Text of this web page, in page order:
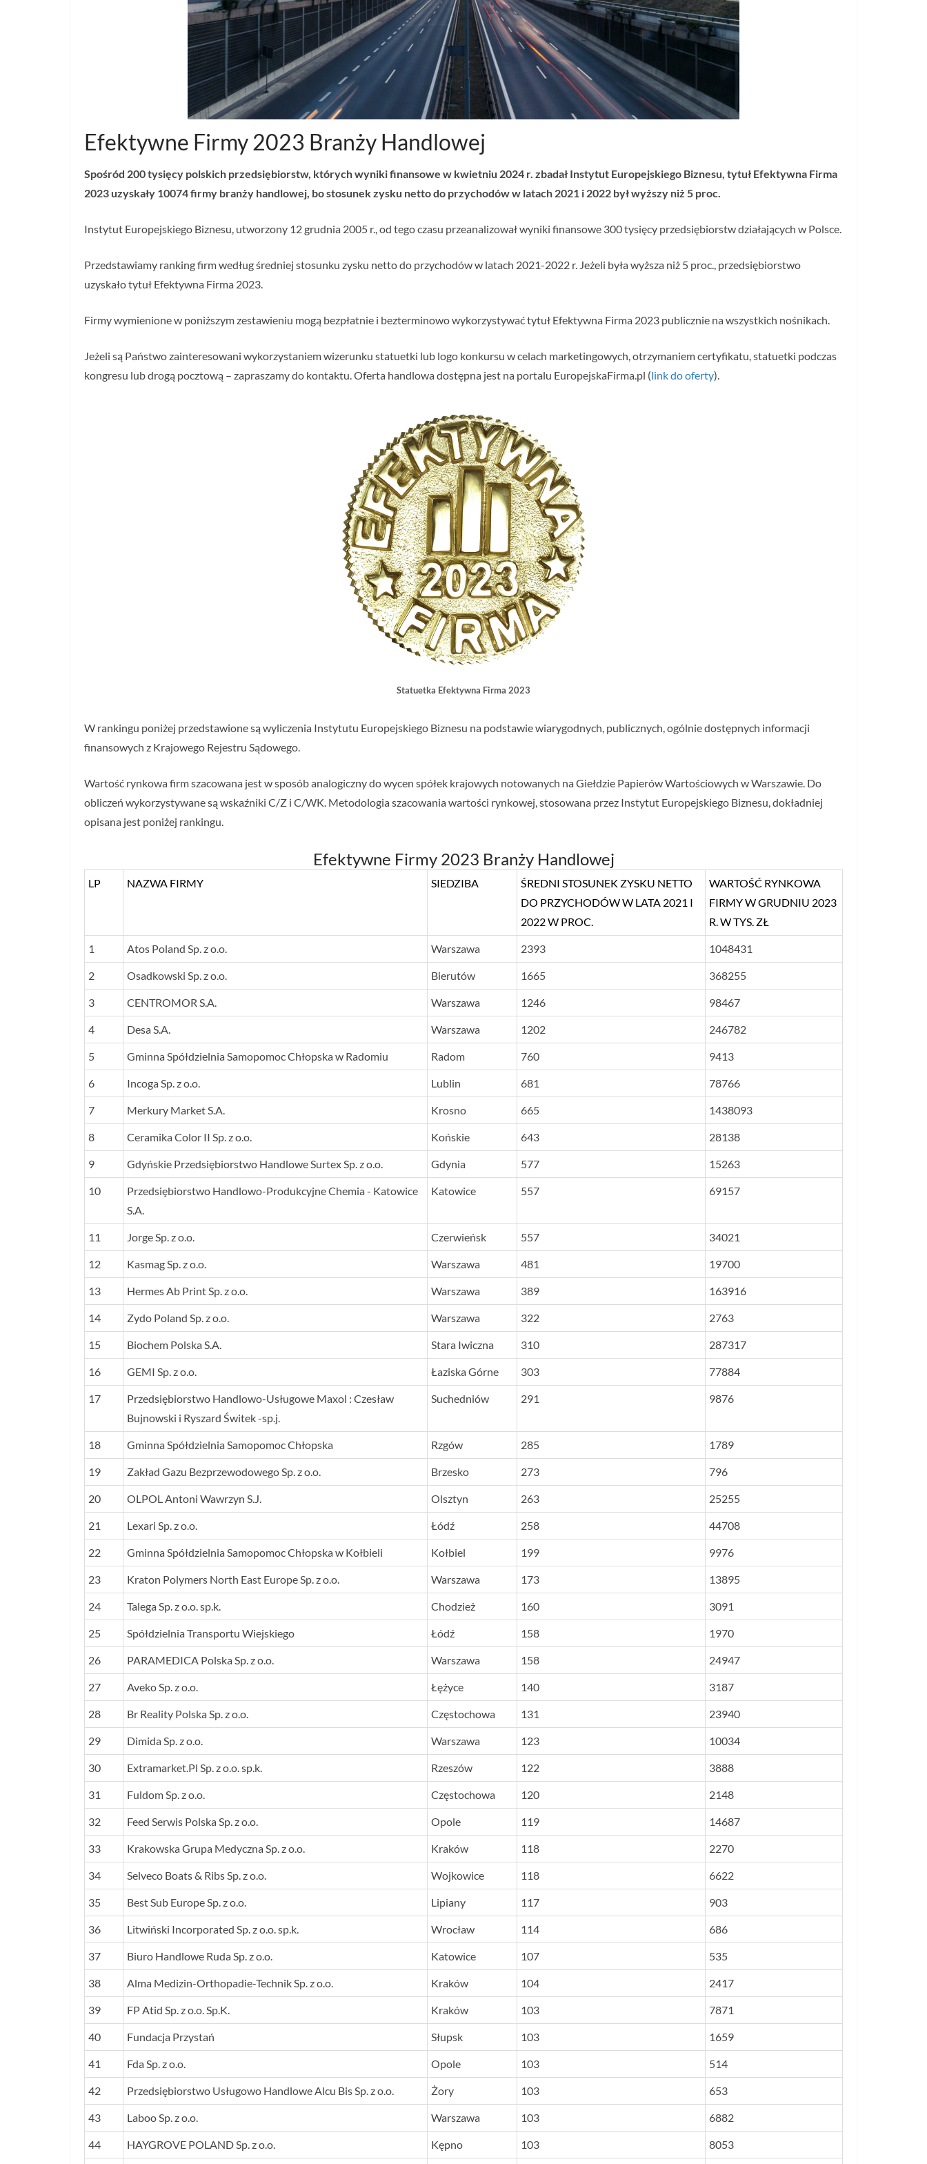
Efektywne Firmy 2023 Branży Handlowej
Spośród 200 tysięcy polskich przedsiębiorstw, których wyniki finansowe w kwietniu 2024 r. zbadał Instytut Europejskiego Biznesu, tytuł Efektywna Firma
2023 uzyskały 10074 firmy branży handlowej, bo stosunek zysku netto do przychodów w latach 2021 i 2022 był wyższy niż 5 proc.
Instytut Europejskiego Biznesu, utworzony 12 grudnia 2005 r., od tego czasu przeanalizował wyniki finansowe 300 tysięcy przedsiębiorstw działających w Polsce.
Przedstawiamy ranking firm według średniej stosunku zysku netto do przychodów w latach 2021-2022 r. Jeżeli była wyższa niż 5 proc., przedsiębiorstwo
uzyskało tytuł Efektywna Firma 2023.
Firmy wymienione w poniższym zestawieniu mogą bezpłatnie i bezterminowo wykorzystywać tytuł Efektywna Firma 2023 publicznie na wszystkich nośnikach.
Jeżeli są Państwo zainteresowani wykorzystaniem wizerunku statuetki lub logo konkursu w celach marketingowych, otrzymaniem certyfikatu, statuetki podczas
kongresu lub drogą pocztową – zapraszamy do kontaktu. Oferta handlowa dostępna jest na portalu EuropejskaFirma.pl (link do oferty).
Statuetka Efektywna Firma 2023
W rankingu poniżej przedstawione są wyliczenia Instytutu Europejskiego Biznesu na podstawie wiarygodnych, publicznych, ogólnie dostępnych informacji
finansowych z Krajowego Rejestru Sądowego.
Wartość rynkowa firm szacowana jest w sposób analogiczny do wycen spółek krajowych notowanych na Giełdzie Papierów Wartościowych w Warszawie. Do
obliczeń wykorzystywane są wskaźniki C/Z i C/WK. Metodologia szacowania wartości rynkowej, stosowana przez Instytut Europejskiego Biznesu, dokładniej
opisana jest poniżej rankingu.
Efektywne Firmy 2023 Branży Handlowej
LP NAZWA FIRMY SIEDZIBA
ŚREDNI STOSUNEK ZYSKU NETTO
DO PRZYCHODÓW W LATA 2021 I
2022 W PROC.
WARTOŚĆ RYNKOWA
FIRMY W GRUDNIU 2023
R. W TYS. ZŁ
1 Atos Poland Sp. z o.o. Warszawa 2393 1048431
2 Osadkowski Sp. z o.o. Bierutów 1665 368255
3 CENTROMOR S.A. Warszawa 1246 98467
4 Desa S.A. Warszawa 1202 246782
5 Gminna Spółdzielnia Samopomoc Chłopska w Radomiu Radom 760 9413
6 Incoga Sp. z o.o. Lublin 681 78766
7 Merkury Market S.A. Krosno 665 1438093
8 Ceramika Color II Sp. z o.o. Końskie 643 28138
9 Gdyńskie Przedsiębiorstwo Handlowe Surtex Sp. z o.o. Gdynia 577 15263
10
Przedsiębiorstwo Handlowo-Produkcyjne Chemia - Katowice
S.A.
Katowice 557 69157
11 Jorge Sp. z o.o. Czerwieńsk 557 34021
12 Kasmag Sp. z o.o. Warszawa 481 19700
13 Hermes Ab Print Sp. z o.o. Warszawa 389 163916
14 Zydo Poland Sp. z o.o. Warszawa 322 2763
15 Biochem Polska S.A. Stara Iwiczna 310 287317
16 GEMI Sp. z o.o. Łaziska Górne 303 77884
17
Przedsiębiorstwo Handlowo-Usługowe Maxol : Czesław
Bujnowski i Ryszard Świtek -sp.j.
Suchedniów 291 9876
18 Gminna Spółdzielnia Samopomoc Chłopska Rzgów 285 1789
19 Zakład Gazu Bezprzewodowego Sp. z o.o. Brzesko 273 796
20 OLPOL Antoni Wawrzyn S.J. Olsztyn 263 25255
21 Lexari Sp. z o.o. Łódź 258 44708
22 Gminna Spółdzielnia Samopomoc Chłopska w Kołbieli Kołbiel 199 9976
23 Kraton Polymers North East Europe Sp. z o.o. Warszawa 173 13895
24 Talega Sp. z o.o. sp.k. Chodzież 160 3091
25 Spółdzielnia Transportu Wiejskiego Łódź 158 1970
26 PARAMEDICA Polska Sp. z o.o. Warszawa 158 24947
27 Aveko Sp. z o.o. Łężyce 140 3187
28 Br Reality Polska Sp. z o.o. Częstochowa 131 23940
29 Dimida Sp. z o.o. Warszawa 123 10034
30 Extramarket.Pl Sp. z o.o. sp.k. Rzeszów 122 3888
31 Fuldom Sp. z o.o. Częstochowa 120 2148
32 Feed Serwis Polska Sp. z o.o. Opole 119 14687
33 Krakowska Grupa Medyczna Sp. z o.o. Kraków 118 2270
34 Selveco Boats & Ribs Sp. z o.o. Wojkowice 118 6622
35 Best Sub Europe Sp. z o.o. Lipiany 117 903
36 Litwiński Incorporated Sp. z o.o. sp.k. Wrocław 114 686
37 Biuro Handlowe Ruda Sp. z o.o. Katowice 107 535
38 Alma Medizin-Orthopadie-Technik Sp. z o.o. Kraków 104 2417
39 FP Atid Sp. z o.o. Sp.K. Kraków 103 7871
40 Fundacja Przystań Słupsk 103 1659
41 Fda Sp. z o.o. Opole 103 514
42 Przedsiębiorstwo Usługowo Handlowe Alcu Bis Sp. z o.o. Żory 103 653
43 Laboo Sp. z o.o. Warszawa 103 6882
44 HAYGROVE POLAND Sp. z o.o. Kępno 103 8053